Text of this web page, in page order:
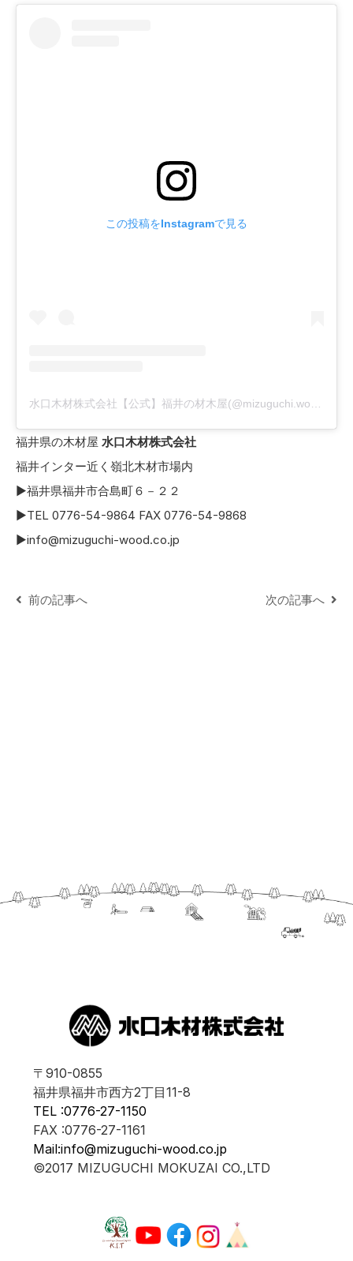
この投稿をInstagramで見る
福井県の木材屋 水口木材株式会社
福井インター近く嶺北木材市場内
▶福井県福井市合島町６－２２
▶TEL 0776-54-9864 FAX 0776-54-9868
▶info@mizuguchi-wood.co.jp
前の記事へ 次の記事へ
〒910-0855
福井県福井市西方2丁目11-8
TEL :0776-27-1150
FAX :0776-27-1161
Mail:info@mizuguchi-wood.co.jp
©2017 MIZUGUCHI MOKUZAI CO.,LTD